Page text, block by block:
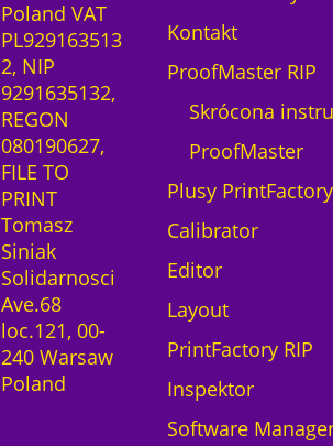
Poland VAT
PL929163513
2, NIP
9291635132,
REGON
080190627,
FILE TO
PRINT
Tomasz
Siniak
Solidarnosci
Ave.68
loc.121, 00-
240 Warsaw
Poland
Kontakt
ProofMaster RIP
Skrócona
ProofMaster
Plusy PrintFactory
Calibrator
Editor
Layout
PrintFactory RIP
Inspektor
Software